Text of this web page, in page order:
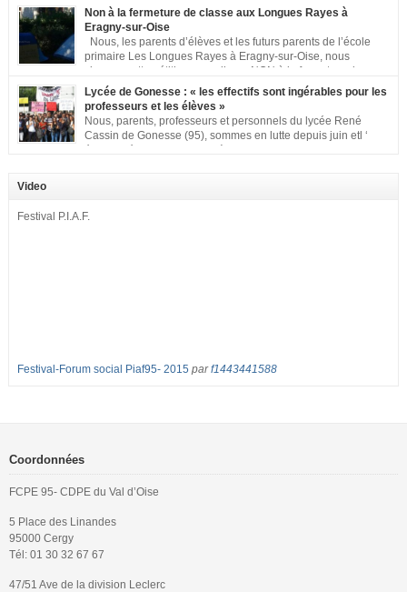
met à votre disposition ce kit de mobilisation comprenant : 1 affiche
appelant […]
Non à la fermeture de classe aux Longues Rayes à
Eragny-sur-Oise
Nous, les parents d’élèves et les futurs parents de l’école
primaire Les Longues Rayes à Eragny-sur-Oise, nous
signons cette pétition pour dire « NON à la fermeture de
classe aux Longues Rayes ». Non à la dégradation continue des conditions
d’accueil et d’apprentissage de nos enfants à l’école primaire. Chaque
enfant a droit à […]
Lycée de Gonesse : « les effectifs sont ingérables pour les
professeurs et les élèves »
Nous, parents, professeurs et personnels du lycée René
Cassin de Gonesse (95), sommes en lutte depuis juin etl ‘
équipe pédagogique en grève depuis le vendredi 2
nombreuses classes de première et […]
Video
Festival P.I.A.F.
Festival-Forum social Piaf95- 2015 parf1443441588
Coordonnées
FCPE 95- CDPE du Val d’Oise
5 Place des Linandes
95000 Cergy
Tél: 01 30 32 67 67
47/51 Ave de la division Leclerc